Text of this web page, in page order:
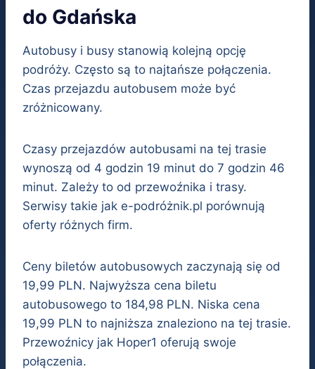
do Gdańska
Autobusy i busy stanowią kolejną opcję
podróży. Często są to najtańsze połączenia.
Czas przejazdu autobusem może być
zróżnicowany.
Czasy przejazdów autobusami na tej trasie
wynoszą od 4 godzin 19 minut do 7 godzin 46
minut. Zależy to od przewoźnika i trasy.
Serwisy takie jak e-podróżnik.pl porównują
oferty różnych firm.
Ceny biletów autobusowych zaczynają się od
19,99 PLN. Najwyższa cena biletu
autobusowego to 184,98 PLN. Niska cena
19,99 PLN to najniższa znaleziono na tej trasie.
Przewoźnicy jak Hoper1 oferują swoje
połączenia.